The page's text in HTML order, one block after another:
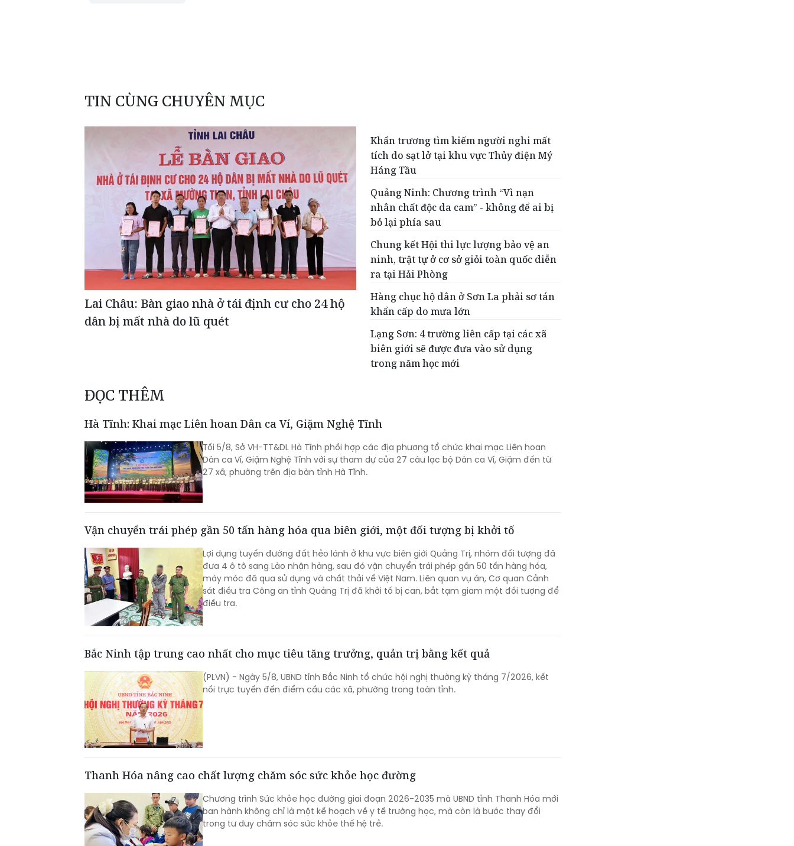
TIN CÙNG CHUYÊN MỤC
Lai Châu: Bàn giao nhà ở tái định cư cho 24 hộ
dân bị mất nhà do lũ quét
Khẩn trương tìm kiếm người nghi mất
tích do sạt lở tại khu vực Thủy điện Mý
Háng Tầu
Quảng Ninh: Chương trình “Vì nạn
nhân chất độc da cam” - không để ai bị
bỏ lại phía sau
Chung kết Hội thi lực lượng bảo vệ an
ninh, trật tự ở cơ sở giỏi toàn quốc diễn
ra tại Hải Phòng
Hàng chục hộ dân ở Sơn La phải sơ tán
khẩn cấp do mưa lớn
Lạng Sơn: 4 trường liên cấp tại các xã
biên giới sẽ được đưa vào sử dụng
trong năm học mới
ĐỌC THÊM
Hà Tĩnh: Khai mạc Liên hoan Dân ca Ví, Giặm Nghệ Tĩnh
Tối 5/8, Sở VH-TT&DL Hà Tĩnh phối hợp các địa phương tổ chức khai mạc Liên hoan
Dân ca Ví, Giặm Nghệ Tĩnh với sự tham dự của 27 câu lạc bộ Dân ca Ví, Giặm đến từ
27 xã, phường trên địa bàn tỉnh Hà Tĩnh.
Vận chuyển trái phép gần 50 tấn hàng hóa qua biên giới, một đối tượng bị khởi tố
Lợi dụng tuyến đường đất hẻo lánh ở khu vực biên giới Quảng Trị, nhóm đối tượng đã
đưa 4 ô tô sang Lào nhận hàng, sau đó vận chuyển trái phép gần 50 tấn hàng hóa,
máy móc đã qua sử dụng và chất thải về Việt Nam. Liên quan vụ án, Cơ quan Cảnh
sát điều tra Công an tỉnh Quảng Trị đã khởi tố bị can, bắt tạm giam một đối tượng để
điều tra.
Bắc Ninh tập trung cao nhất cho mục tiêu tăng trưởng, quản trị bằng kết quả
(PLVN) - Ngày 5/8, UBND tỉnh Bắc Ninh tổ chức hội nghị thường kỳ tháng 7/2026, kết
nối trực tuyến đến điểm cầu các xã, phường trong toàn tỉnh.
Thanh Hóa nâng cao chất lượng chăm sóc sức khỏe học đường
Chương trình Sức khỏe học đường giai đoạn 2026-2035 mà UBND tỉnh Thanh Hóa mới
ban hành không chỉ là một kế hoạch về y tế trường học, mà còn là bước thay đổi
trong tư duy chăm sóc sức khỏe thế hệ trẻ.